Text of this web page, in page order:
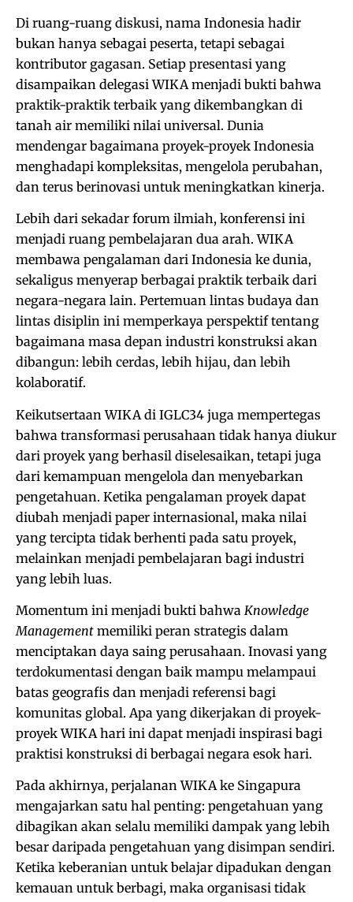
Di ruang-ruang diskusi, nama Indonesia hadir
bukan hanya sebagai peserta, tetapi sebagai
kontributor gagasan. Setiap presentasi yang
disampaikan delegasi WIKA menjadi bukti bahwa
praktik-praktik terbaik yang dikembangkan di
tanah air memiliki nilai universal. Dunia
mendengar bagaimana proyek-proyek Indonesia
menghadapi kompleksitas, mengelola perubahan,
dan terus berinovasi untuk meningkatkan kinerja.
Lebih dari sekadar forum ilmiah, konferensi ini
menjadi ruang pembelajaran dua arah. WIKA
membawa pengalaman dari Indonesia ke dunia,
sekaligus menyerap berbagai praktik terbaik dari
negara-negara lain. Pertemuan lintas budaya dan
lintas disiplin ini memperkaya perspektif tentang
bagaimana masa depan industri konstruksi akan
dibangun: lebih cerdas, lebih hijau, dan lebih
kolaboratif.
Keikutsertaan WIKA di IGLC34 juga mempertegas
bahwa transformasi perusahaan tidak hanya diukur
dari proyek yang berhasil diselesaikan, tetapi juga
dari kemampuan mengelola dan menyebarkan
pengetahuan. Ketika pengalaman proyek dapat
diubah menjadi paper internasional, maka nilai
yang tercipta tidak berhenti pada satu proyek,
melainkan menjadi pembelajaran bagi industri
yang lebih luas.
Momentum ini menjadi bukti bahwa Knowledge
Management memiliki peran strategis dalam
menciptakan daya saing perusahaan. Inovasi yang
terdokumentasi dengan baik mampu melampaui
batas geografis dan menjadi referensi bagi
komunitas global. Apa yang dikerjakan di proyek-
proyek WIKA hari ini dapat menjadi inspirasi bagi
praktisi konstruksi di berbagai negara esok hari.
Pada akhirnya, perjalanan WIKA ke Singapura
mengajarkan satu hal penting: pengetahuan yang
dibagikan akan selalu memiliki dampak yang lebih
besar daripada pengetahuan yang disimpan sendiri.
Ketika keberanian untuk belajar dipadukan dengan
kemauan untuk berbagi, maka organisasi tidak